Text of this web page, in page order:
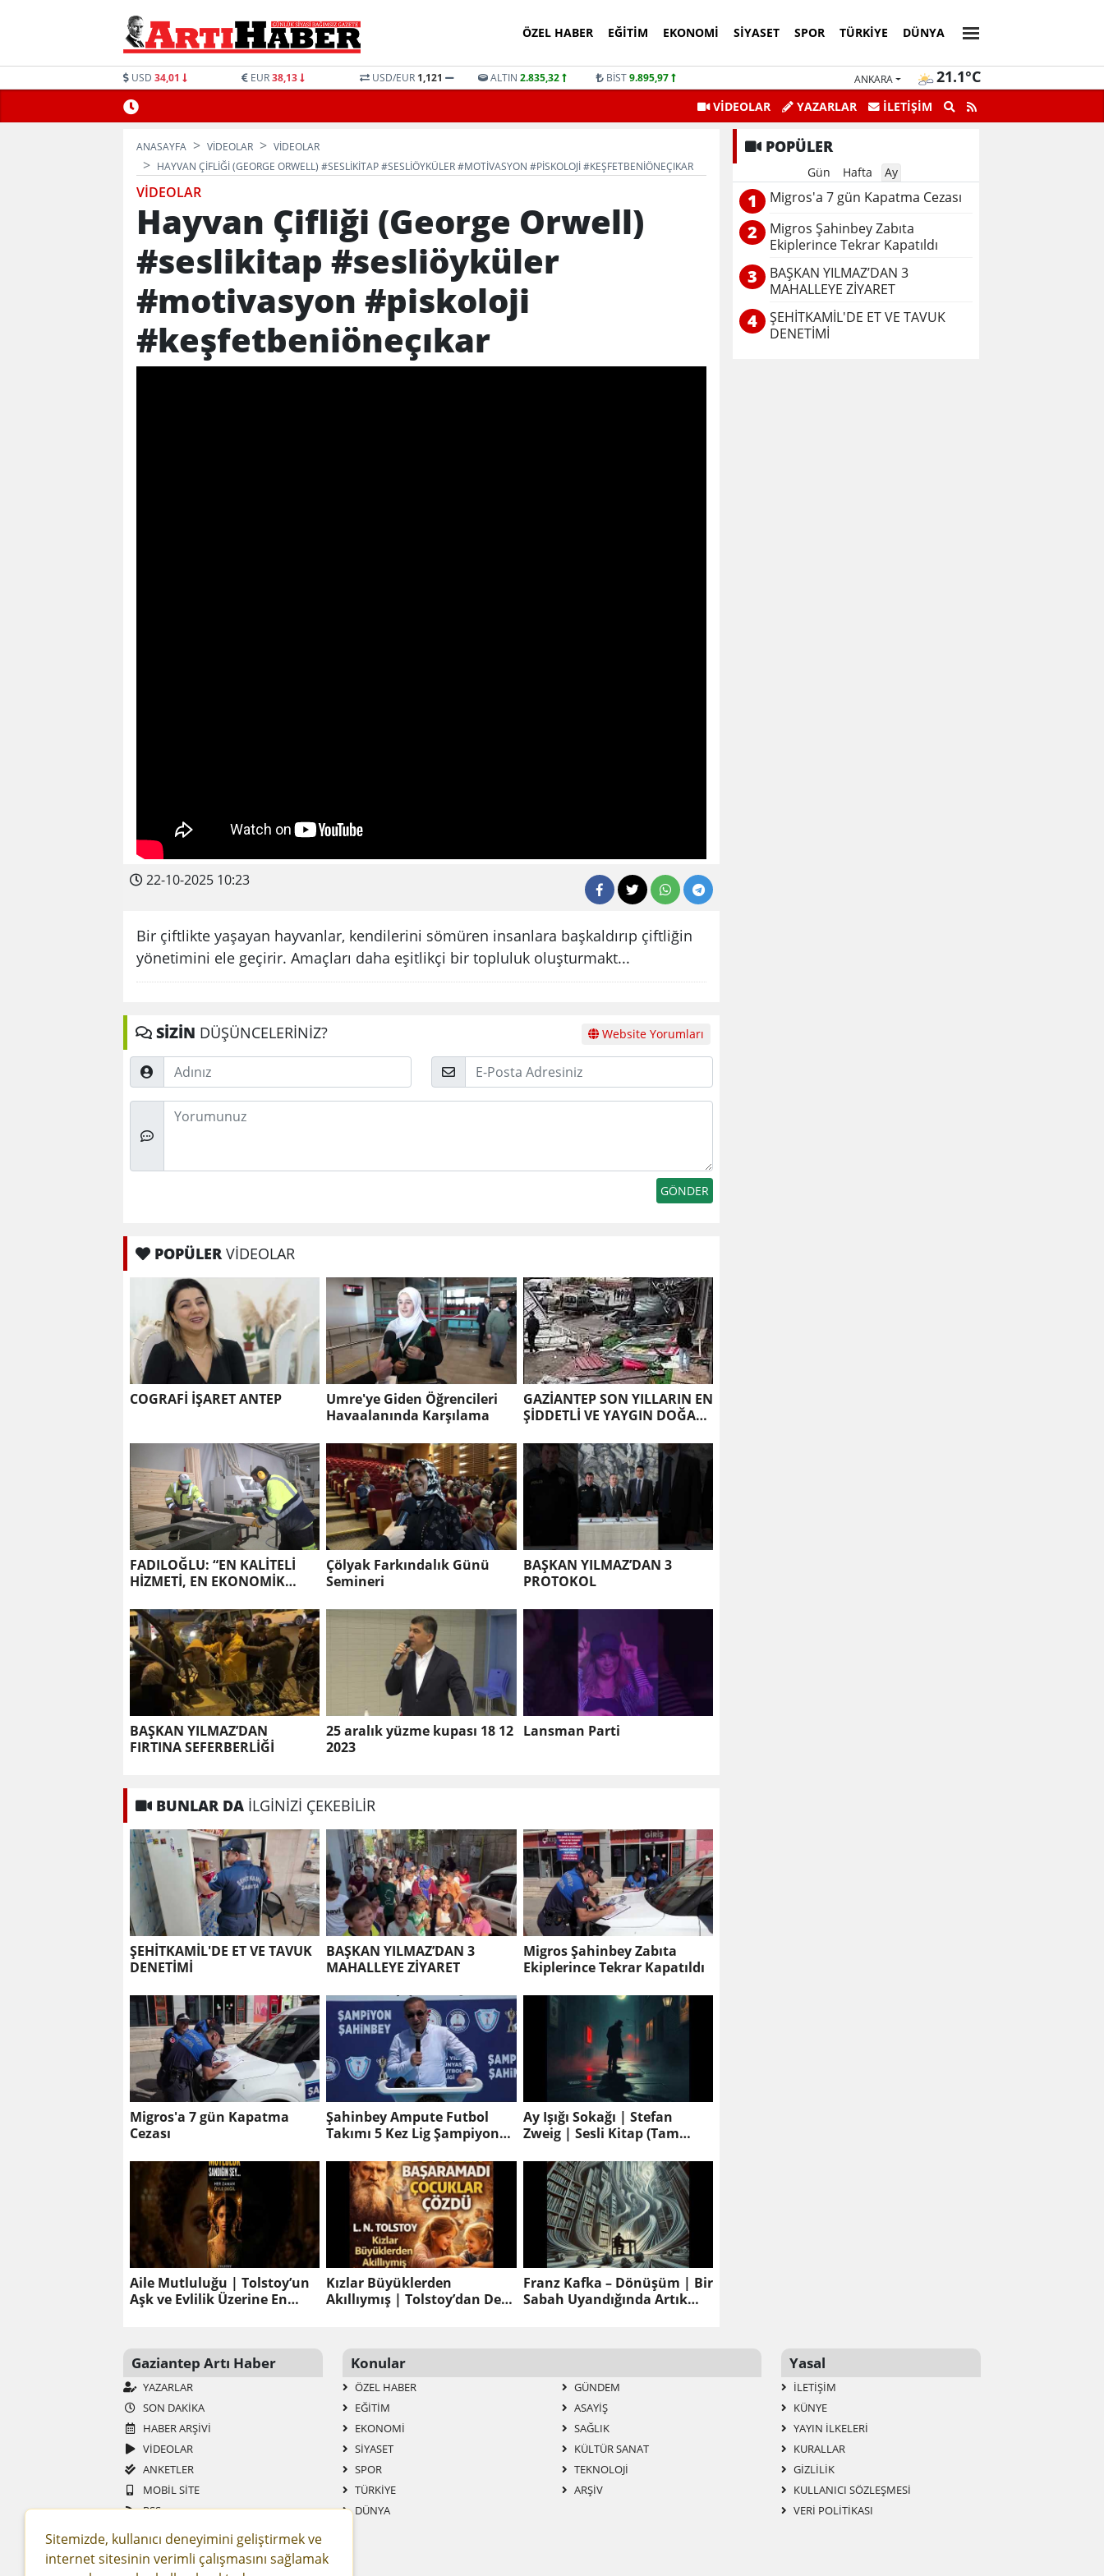
ÖZEL HABER EĞITIM EKONOMI SIYASET SPOR TÜRKIYE DÜNYA
USD 34,01 EUR38,13 USD/EUR 1,121 ALTIN 2.835,32 BİST9.895,97 ANKARA 21.1°C
VİDEOLAR YAZARLAR İLETİŞİM
ANASAYFA VİDEOLAR
VİDEOLAR
HAYVAN ÇIFLIĞI (GEORGE ORWELL) #SESLIKITAP #SESLIÖYKÜLER #MOTIVASYON #PISKOLOJI #KEŞFETBENIÖNEÇIKAR
VİDEOLAR
Hayvan Çifliği (George Orwell)
#seslikitap #sesliöyküler
#motivasyon #piskoloji
#keşfetbeniöneçıkar
22-10-2025 10:23
Bir çiftlikte yaşayan hayvanlar, kendilerini sömüren insanlara başkaldırıp çiftliğin
yönetimini ele geçirir. Amaçları daha eşitlikçi bir topluluk oluşturmakt...
SİZİN DÜŞÜNCELERİNİZ? Website Yorumları
Adınız
Posta
Düşünceleriniz
POPÜLERVİDEOLAR
COGRAFİ İŞARET ANTEP
Umre'ye Giden Öğrencileri
Havaalanında Karşılama
GAZİANTEP SON YILLARIN EN
ŞİDDETLİ VE YAYGIN DOĞAL
YAŞADI
FADILOĞLU: “EN KALİTELİ
HİZMETİ, EN EKONOMİK
Çölyak Farkındalık Günü
Semineri
BAŞKAN YILMAZ’DAN 3
PROTOKOL
BAŞKAN YILMAZ’DAN
FIRTINA SEFERBERLİĞİ
25 aralık yüzme kupası 18 12
2023
Lansman Parti
BUNLAR DA İLGİNİZİ ÇEKEBİLİR
ŞEHİTKAMİL'DE ET VE TAVUK
DENETİMİ
BAŞKAN YILMAZ’DAN 3
MAHALLEYE ZİYARET
Migros Şahinbey Zabıta
Ekiplerince Tekrar Kapatıldı
Migros'a 7 gün Kapatma
Cezası
Şahinbey Ampute Futbol
Takımı 5 Kez Lig Şampiyonu
Ay Işığı Sokağı | Stefan
Zweig | Sesli Kitap (Tam
Aile Mutluluğu | Tolstoy’un
Aşk ve Evlilik Üzerine En
Kızlar Büyüklerden
Akıllıymış | Tolstoy’dan Ders
Franz Kafka – Dönüşüm | Bir
Sabah Uyandığında Artık
POPÜLER
Gün Hafta Ay
1 Migros'a 7 gün Kapatma Cezası
2
Migros Şahinbey Zabıta
Ekiplerince Tekrar Kapatıldı
3
BAŞKAN YILMAZ’DAN 3
MAHALLEYE ZİYARET
4
ŞEHİTKAMİL'DE ET VE TAVUK
DENETİMİ
Gaziantep Artı Haber
YAZARLAR
SON DAKIKA
HABER ARŞIVI
VİDEOLAR
ANKETLER
MOBIL SITE
RSS
GAZETELER
SITENE EKLE
FIRMA REHBERI
Konular
ÖZEL HABER
EĞITIM
EKONOMI
SIYASET
SPOR
TÜRKIYE
DÜNYA
GÜNDEM
ASAYIŞ
SAĞLIK
KÜLTÜR SANAT
TEKNOLOJI
ARŞIV
Yasal
İLETIŞIM
KÜNYE
YAYIN İLKELERI
KURALLAR
GIZLILIK
KULLANICI SÖZLEŞMESI
VERI POLITIKASI
Sitemizde, kullanıcı deneyimini geliştirmek ve
internet sitesinin verimli çalışmasını sağlamak